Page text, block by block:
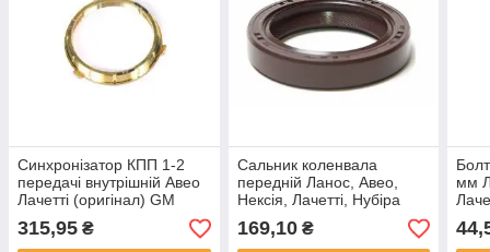
Синхронізатор КПП 1-2
передачі внутрішній Авео
Лачетті (оригінал) GM
Корея
315,95 ₴
Сальник коленвала
передній Ланос, Авео,
Нексія, Лачетті, Нубіра
1.5, 1.6, 1.8 LDA (оригінал)
GM Корея
169,10₴
мм